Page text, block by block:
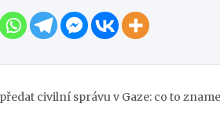
civilní správu v Gaze: co to